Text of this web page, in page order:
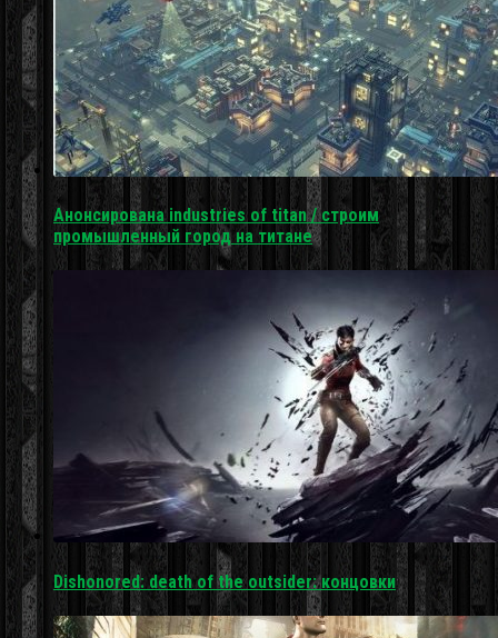
Анонсирована industries of titan / строим
промышленный город на титане
Dishonored: death of the outsider: концовки